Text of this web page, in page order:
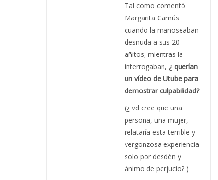
Tal como comentó
Margarita Camús
cuando la manoseaban
desnuda a sus 20
añitos, mientras la
interrogaban, ¿ querían
un vídeo de Utube para
demostrar culpabilidad?
(¿ vd cree que una
persona, una mujer,
relataría esta terrible y
vergonzosa experiencia
solo por desdén y
ánimo de perjucio? )